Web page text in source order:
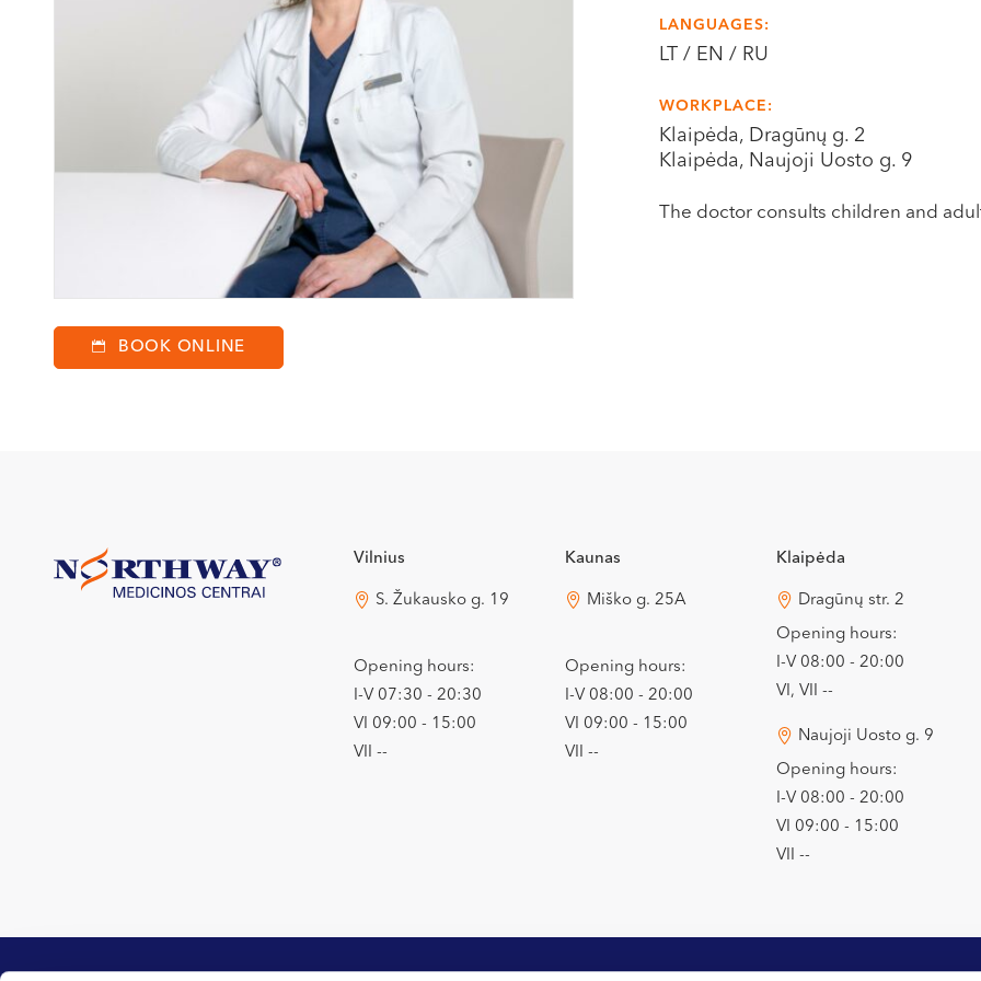
BOOK ONLINE
LANGUAGES:
LT / EN / RU
WORKPLACE:
Klaipėda, Dragūnų g. 2
Klaipėda, Naujoji Uosto g. 9
The doctor consults children and
Vilnius
S. Žukausko g. 19
Opening hours:
I-V 07:30 - 20:30
VI 09:00 - 15:00
VII --
Kaunas
Miško g. 25A
Opening hours:
I-V 08:00 - 20:00
VI 09:00 - 15:00
VII --
Klaipėda
Dragūnų str. 2
Opening hours:
I-V 08:00 - 20:00
VI, VII --
Naujoji Uosto g. 9
Opening hours:
I-V 08:00 - 20:00
VI 09:00 - 15:00
VII --